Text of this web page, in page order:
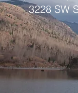
3228 SW